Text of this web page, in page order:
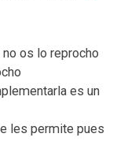
os lo reprocho
es un
les permite pues